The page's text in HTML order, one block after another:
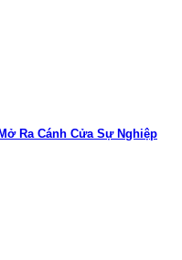
Ra Cánh Cửa Sự Nghiệp